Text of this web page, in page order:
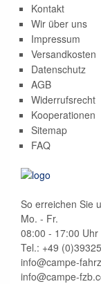
Kontakt
Wir über uns
Impressum
Versandkosten
Datenschutz
AGB
Widerrufsrecht
Kooperationen
Sitemap
FAQ
So erreichen Sie
Mo. - Fr.
08:00 - 17:00 Uhr
Tel.: +49 (0)
info@campe-
info@campe-